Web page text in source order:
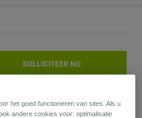
SOLLICITEER NU
het goed functioneren van sites. Als u
andere cookies voor: optimalisatie